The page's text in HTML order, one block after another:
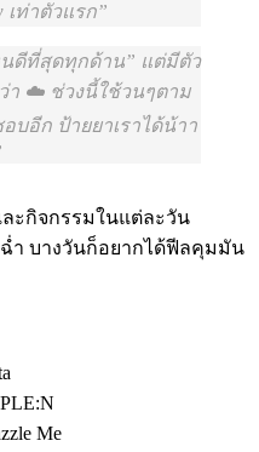
เท่าตัวแรก
ดีที่สุดทุกด้าน” แต่มีตัว
า ☁️ ช่วงนี้ใช้วนๆตาม
บอีก ป้ายยาเราได้น้าา
ะกิจกรรมในแต่ละวัน
ฉ่ำ บางวันก็อยากได้ฟีลคุมมัน
Me